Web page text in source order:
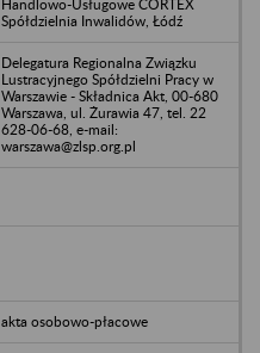
Handlowo-Usługowe CORTEX
Spółdzielnia Inwalidów, Łódź
Delegatura Regionalna Związku
Lustracyjnego Spółdzielni Pracy w
Warszawie - Składnica Akt, 00-680
Warszawa, ul. Żurawia 47, tel. 22
628-06-68, e-mail:
warszawa@zlsp.org.pl
akta osobowo-płacowe